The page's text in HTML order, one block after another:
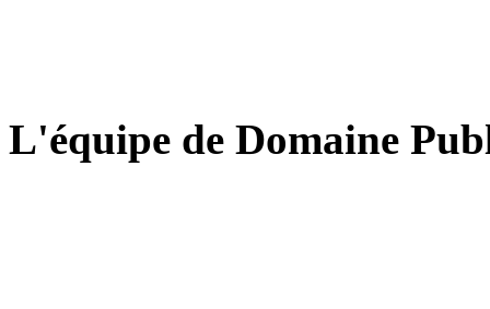
L'équipe de Domaine